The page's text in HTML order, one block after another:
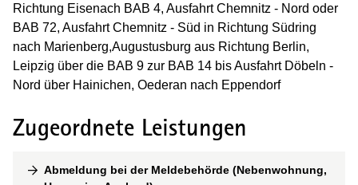
Richtung Eisenach BAB 4, Ausfahrt Chemnitz - Nord oder
BAB 72, Ausfahrt Chemnitz - Süd in Richtung Südring
nach Marienberg,Augustusburg aus Richtung Berlin,
Leipzig über die BAB 9 zur BAB 14 bis Ausfahrt Döbeln -
Nord über Hainichen, Oederan nach Eppendorf
Zugeordnete Leistungen
Abmeldung bei der Meldebehörde (Nebenwohnung,